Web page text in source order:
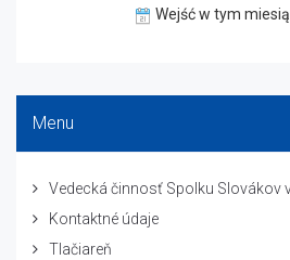
Wejść w tym
Menu
Vedecká činnosť Spolku Slovákov
Kontaktné údaje
Tlačiareň